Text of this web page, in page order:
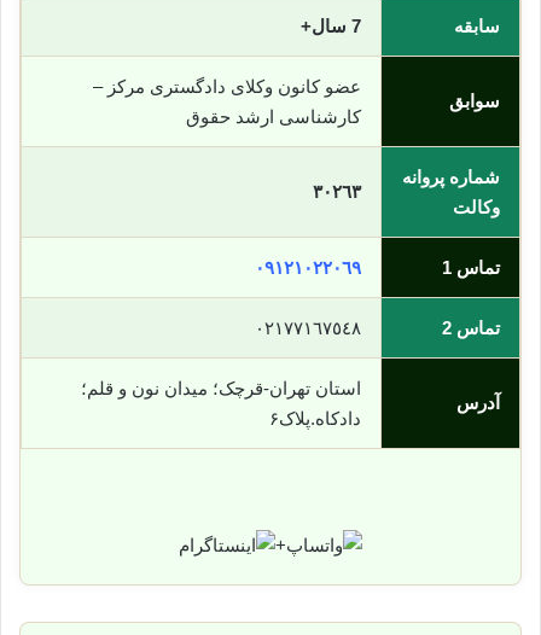
سابقه 7 سال+
سوابق
عضو کانون وکلای دادگستری مرکز –
کارشناسی ارشد حقوق
شماره پروانه
وکالت
٣٠٢٦٣
تماس 1 ٠٩١٢١٠٢٢٠٦٩
تماس 2 ٠٢١٧٧١٦٧٥٤٨
آدرس
استان تهران-قرچک؛ میدان نون و قلم؛
دادکاه.پلاک۶
+